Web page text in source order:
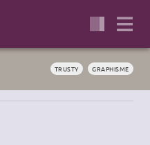
TRUSTY GRAPHISME